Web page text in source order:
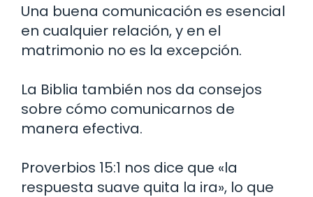
Una buena comunicación es esencial
en cualquier relación, y en el
matrimonio no es la excepción.
La Biblia también nos da consejos
sobre cómo comunicarnos de
manera efectiva.
Proverbios 15:1 nos dice que «la
respuesta suave quita la ira», lo que